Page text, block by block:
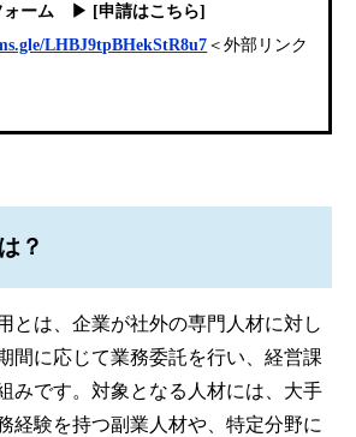
ォーム ▶ [申請はこちら]
LHBJ9tpBHekStR8u7＜外部リンク
？
とは、企業が社外の専門人材に対し
間に応じて業務委託を行い、経営課
みです。対象となる人材には、大手
経験を持つ副業人材や、特定分野に